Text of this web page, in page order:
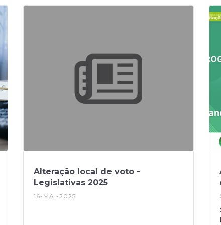
essencial para a avaliação dos danos e
para a ativação dos mecanismos de apoio
público. A plataforma pode ser consultada
no site oficial da CCDR Centro.Esta
candidatura está disponível no site da
CCDR, através do deste link.Fonte: CCDR
Alteração local de voto -
Legislativas 2025
16-MAI-2025